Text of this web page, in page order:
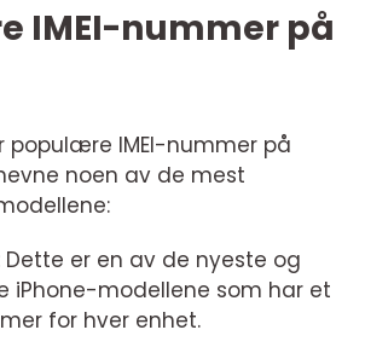
IMEI-nummer på
populære IMEI-nummer på
noen av de mest
Dette er en av de nyeste og
iPhone-modellene som har et
for hver enhet.